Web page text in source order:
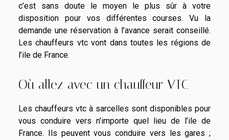
c’est sans doute le moyen le plus sûr à votre
disposition pour vos différentes courses. Vu la
demande une réservation à l’avance serait conseillé.
Les chauffeurs vtc vont dans toutes les régions de
l’ile de France.
Où allez avec un chauffeur VTC
Les chauffeurs vtc à sarcelles sont disponibles pour
vous conduire vers n’importe quel lieu de l’ile de
France. Ils peuvent vous conduire vers les gares ;